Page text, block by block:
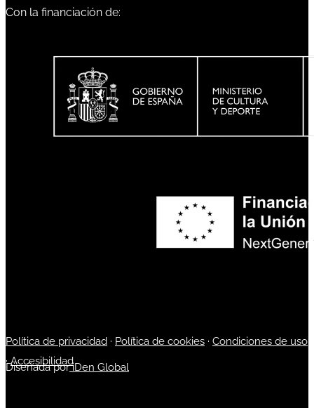
Con la financiación de:
Política de privacidad · Política de cookies · Condiciones de uso
·Accesibilidad
Diseñada poriDen Global